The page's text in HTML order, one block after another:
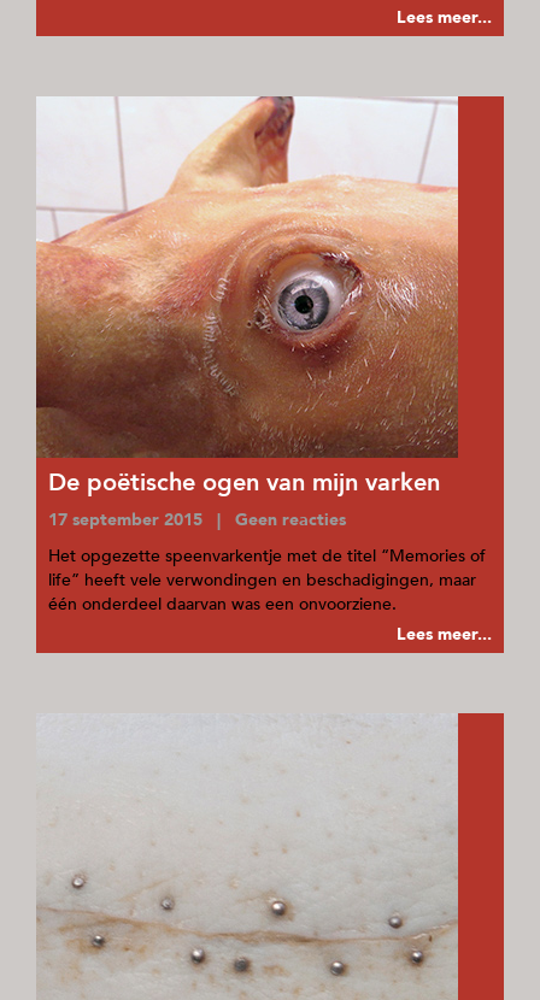
Lees meer...
De poëtische ogen van mijn varken
17 september 2015 | Geen reacties
Het opgezette speenvarkentje met de titel “Memories of
life” heeft vele verwondingen en beschadigingen, maar
één onderdeel daarvan was een onvoorziene.
Lees meer...